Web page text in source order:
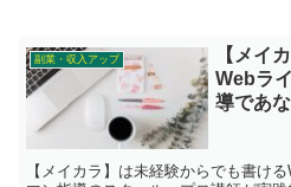
副業・収入アップ
【メイ
Webラ
導であ
【メイカラ】は未経験からでも書け